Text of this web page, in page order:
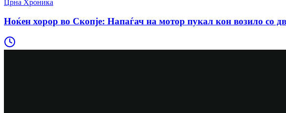
Црна Хроника
Ноќен хорор во Скопје: Напаѓач на мотор пукал кон возило со